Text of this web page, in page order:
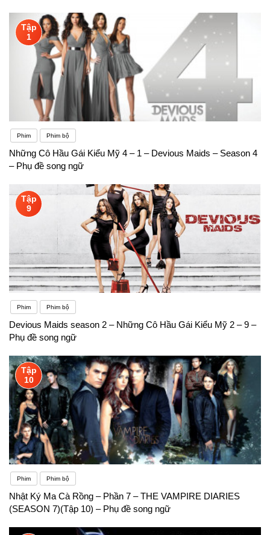
Tập
1
Phim Phim bộ
Những Cô Hầu Gái Kiểu Mỹ 4 – 1 – Devious Maids – Season 4
– Phụ đề song ngữ
Tập
9
Phim Phim bộ
Devious Maids season 2 – Những Cô Hầu Gái Kiểu Mỹ 2 – 9 –
Phụ đề song ngữ
Tập
10
Phim Phim bộ
Nhật Ký Ma Cà Rồng – Phần 7 – THE VAMPIRE DIARIES
(SEASON 7)(Tập 10) – Phụ đề song ngữ